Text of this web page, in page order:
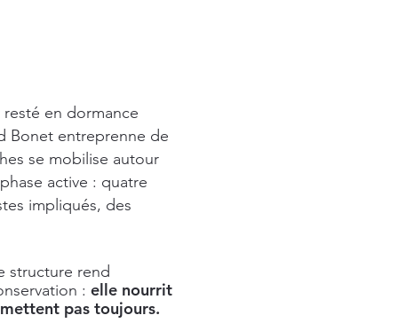
en dormance
Bonet entreprenne de
se mobilise autour
active : quatre
impliqués, des
structure rend
: elle nourrit
pas toujours.